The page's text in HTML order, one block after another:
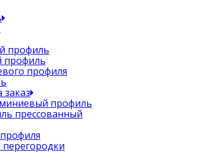
профиль
профиля
профиль
прессованный